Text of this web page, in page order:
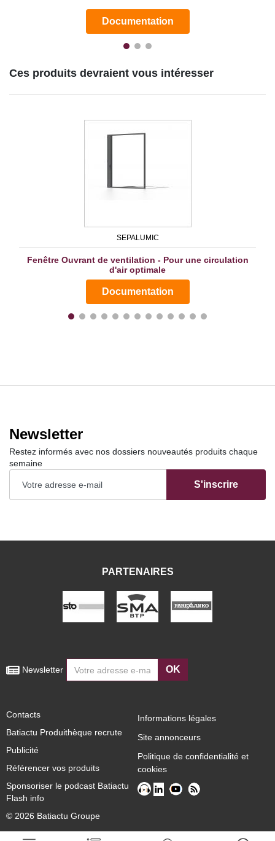
Documentation
Ces produits devraient vous intéresser
SEPALUMIC
Fenêtre Ouvrant de ventilation - Pour une circulation
d'air optimale
Documentation
Newsletter
Restez informés avec nos dossiers nouveautés produits chaque
semaine
S'inscrire
PARTENAIRES
Newsletter OK
Contacts
Batiactu Produithèque recrute
Publicité
Référencer vos produits
Sponsoriser le podcast Batiactu
Flash info
© 2026 Batiactu Groupe
Informations légales
Site annonceurs
Politique de confidentialité et
cookies